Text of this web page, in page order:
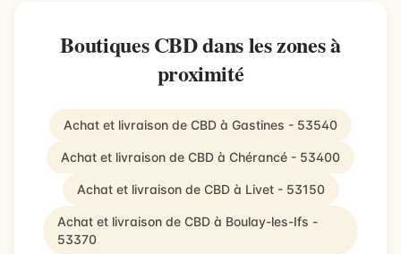
Boutiques CBD dans les zones à
proximité
Achat et livraison de CBD à Gastines - 53540
Achat et livraison de CBD à Chérancé - 53400
Achat et livraison de CBD à Livet - 53150
Achat et livraison de CBD à Boulay-les-Ifs -
53370